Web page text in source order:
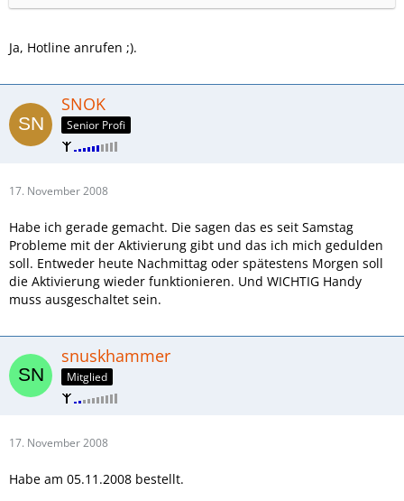
Ja, Hotline anrufen ;).
SNOK
Senior Profi
17. November 2008
Habe ich gerade gemacht. Die sagen das es seit Samstag
Probleme mit der Aktivierung gibt und das ich mich gedulden
soll. Entweder heute Nachmittag oder spätestens Morgen soll
die Aktivierung wieder funktionieren. Und WICHTIG Handy
muss ausgeschaltet sein.
snuskhammer
Mitglied
17. November 2008
Habe am 05.11.2008 bestellt.